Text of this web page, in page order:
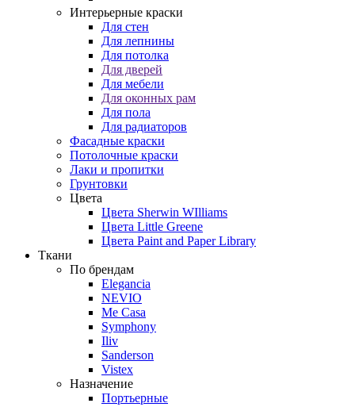
Интерьерные краски
Для стен
Для лепнины
Для потолка
Для дверей
Для мебели
Для оконных рам
Для пола
Для радиаторов
Фасадные краски
Потолочные краски
Лаки и пропитки
Грунтовки
Цвета
Цвета Sherwin WIlliams
Цвета Little Greene
Цвета Paint and Paper Library
Ткани
По брендам
Elegancia
NEVIO
Me Casa
Symphony
Iliv
Sanderson
Vistex
Назначение
Портьерные